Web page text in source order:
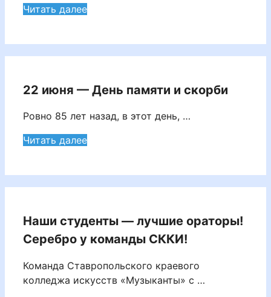
Читать далее
22 июня — День памяти и скорби
Ровно 85 лет назад, в этот день, …
Читать далее
Наши студенты — лучшие ораторы!
Серебро у команды СККИ!
Команда Ставропольского краевого
колледжа искусств «Музыканты» с …